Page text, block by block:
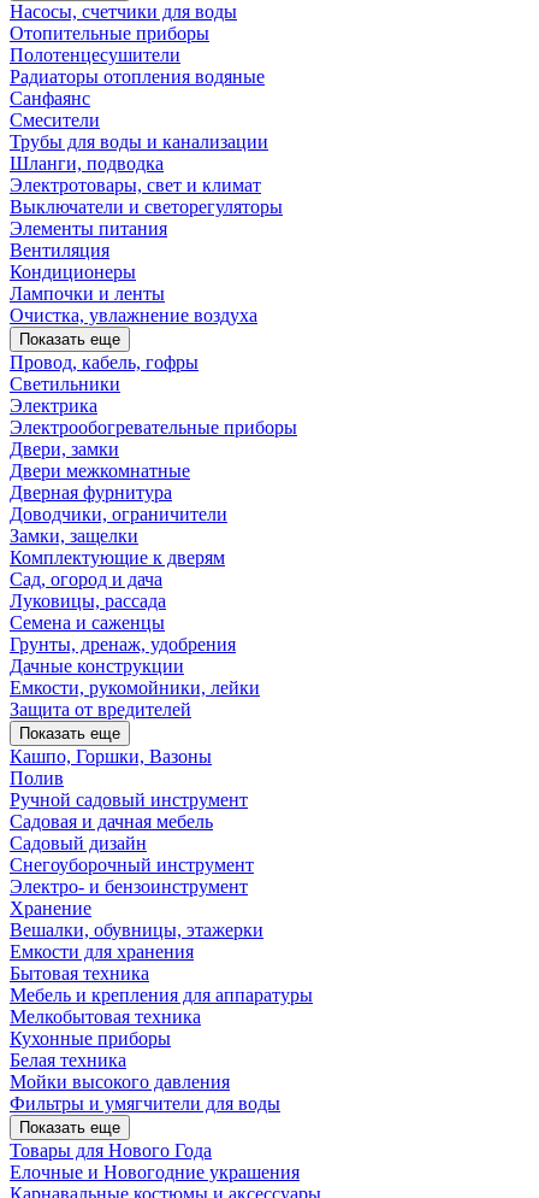
Насосы, счетчики для воды
Отопительные приборы
Полотенцесушители
Радиаторы отопления водяные
Санфаянс
Смесители
Трубы для воды и канализации
Шланги, подводка
Электротовары, свет и климат
Выключатели и светорегуляторы
Элементы питания
Вентиляция
Кондиционеры
Лампочки и ленты
Очистка, увлажнение воздуха
Показать еще
Провод, кабель, гофры
Светильники
Электрика
Электрообогревательные приборы
Двери, замки
Двери межкомнатные
Дверная фурнитура
Доводчики, ограничители
Замки, защелки
Комплектующие к дверям
Сад, огород и дача
Луковицы, рассада
Семена и саженцы
Грунты, дренаж, удобрения
Дачные конструкции
Емкости, рукомойники, лейки
Защита от вредителей
Показать еще
Кашпо, Горшки, Вазоны
Полив
Ручной садовый инструмент
Садовая и дачная мебель
Садовый дизайн
Снегоуборочный инструмент
Электро- и бензоинструмент
Хранение
Вешалки, обувницы, этажерки
Емкости для хранения
Бытовая техника
Мебель и крепления для аппаратуры
Мелкобытовая техника
Кухонные приборы
Белая техника
Мойки высокого давления
Фильтры и умягчители для воды
Показать еще
Товары для Нового Года
Елочные и Новогодние украшения
Карнавальные костюмы и аксессуары